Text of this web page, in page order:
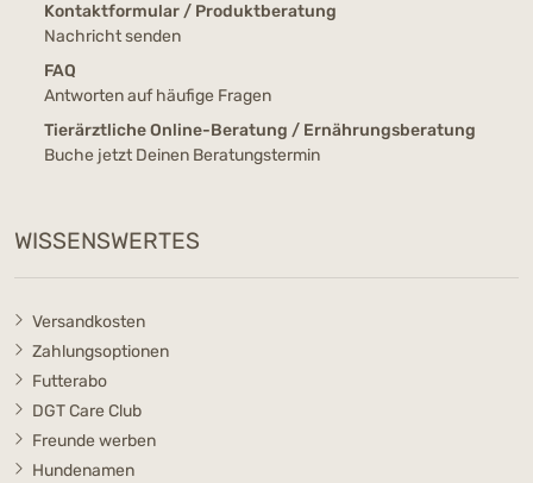
Kontaktformular / Produktberatung
Nachricht senden
FAQ
Antworten auf häufige Fragen
Tierärztliche Online-Beratung / Ernährungsberatung
Buche jetzt Deinen Beratungstermin
WISSENSWERTES
Versandkosten
Zahlungsoptionen
Futterabo
DGT Care Club
Freunde werben
Hundenamen